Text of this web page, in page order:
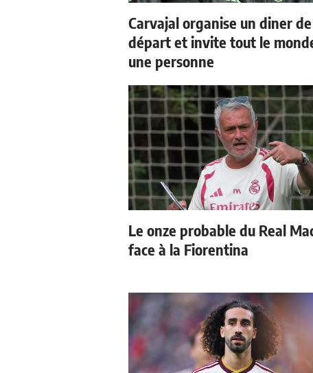
Carvajal organise un diner de
départ et invite tout le
une personne
Le onze probable du Real
face à la Fiorentina